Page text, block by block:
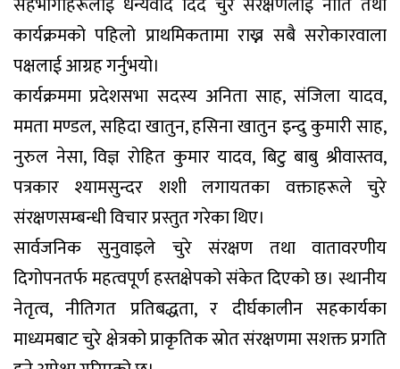
कार्यक्रमको पहिलो प्राथमिकतामा राख्न सबै सरोकारवाला
पक्षलाई आग्रह गर्नुभयो।
कार्यक्रममा प्रदेशसभा सदस्य अनिता साह, संजिला यादव,
ममता मण्डल, सहिदा खातुन, हसिना खातुन इन्दु कुमारी साह,
नुरुल नेसा, विज्ञ रोहित कुमार यादव, बिटु बाबु श्रीवास्तव,
पत्रकार श्यामसुन्दर शशी लगायतका वक्ताहरूले चुरे
संरक्षणसम्बन्धी विचार प्रस्तुत गरेका थिए।
सार्वजनिक सुनुवाइले चुरे संरक्षण तथा वातावरणीय
दिगोपनतर्फ महत्वपूर्ण हस्तक्षेपको संकेत दिएको छ। स्थानीय
नेतृत्व, नीतिगत प्रतिबद्धता, र दीर्घकालीन सहकार्यका
माध्यमबाट चुरे क्षेत्रको प्राकृतिक स्रोत संरक्षणमा सशक्त प्रगति